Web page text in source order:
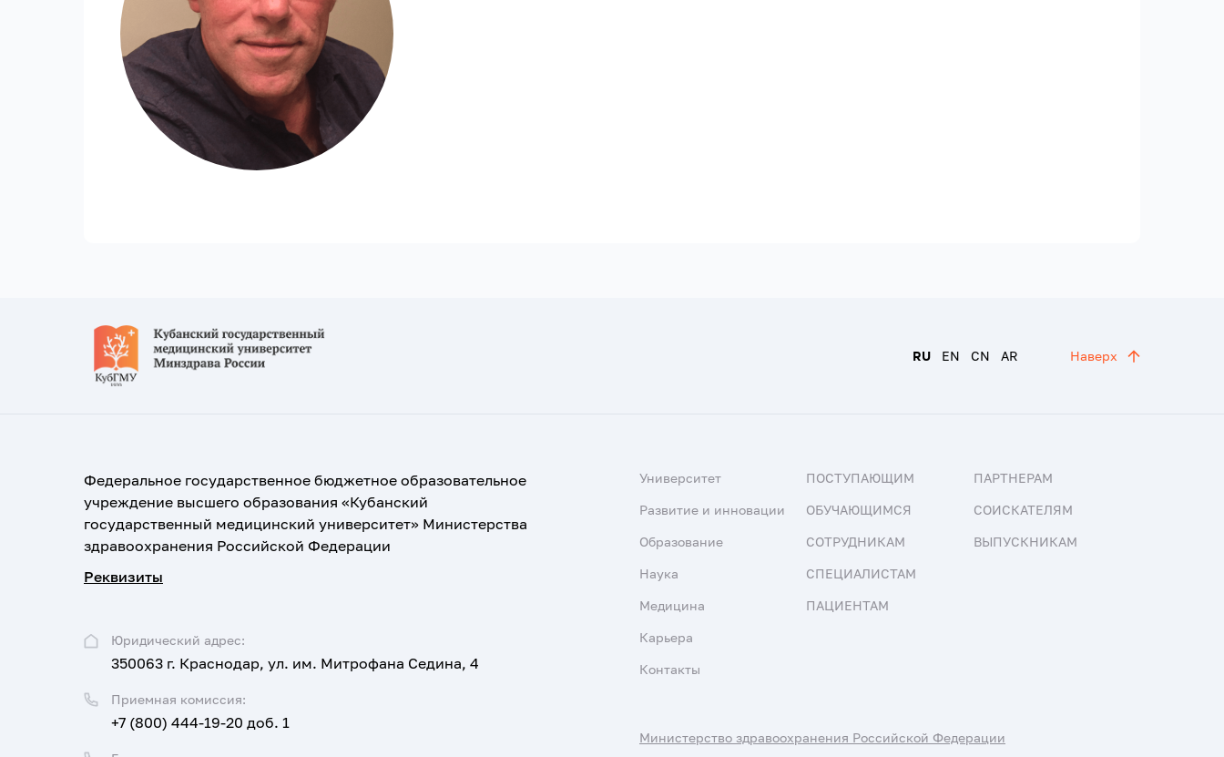
RU EN CN AR Наверх
Федеральное государственное бюджетное образовательное
учреждение высшего образования «Кубанский
государственный медицинский университет» Министерства
здравоохранения Российской Федерации
Реквизиты
Юридический адрес:
350063 г. Краснодар, ул. им. Митрофана Седина, 4
Приемная комиссия:
+7 (800) 444-19-20 доб. 1
Университет
Развитие и инновации
Образование
Наука
Медицина
Карьера
Контакты
ПОСТУПАЮЩИМ
ОБУЧАЮЩИМСЯ
СОТРУДНИКАМ
СПЕЦИАЛИСТАМ
ПАЦИЕНТАМ
ПАРТНЕРАМ
СОИСКАТЕЛЯМ
ВЫПУСКНИКАМ
Министерство здравоохранения Российской Федерации